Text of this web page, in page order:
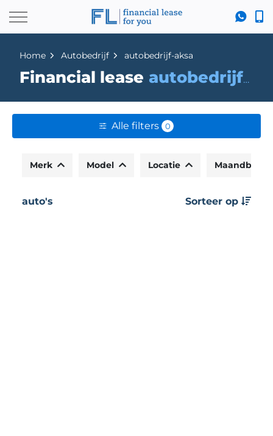
Home Autobedrijf autobedrijf-aksa
Financial lease autobedrijf-aksa
Alle filters 0
Merk Model Locatie
auto's Sorteer op